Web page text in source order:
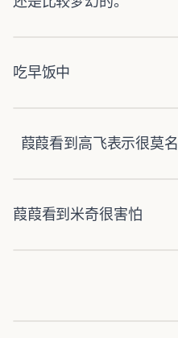
吃早饭中
葭葭看到高飞表示很莫名
葭葭看到米奇很害怕